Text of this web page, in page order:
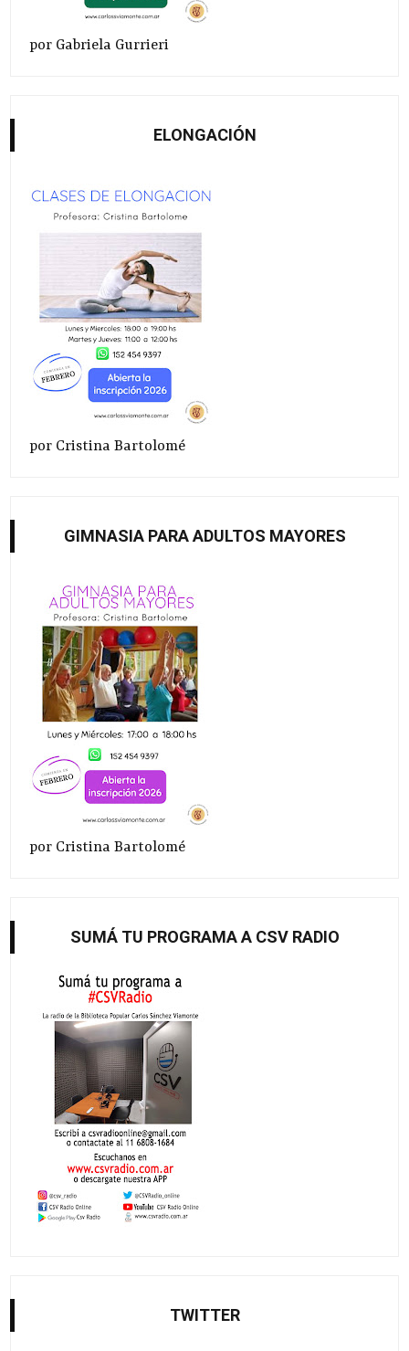
por Gabriela Gurrieri
ELONGACIÓN
por Cristina Bartolomé
GIMNASIA PARA ADULTOS MAYORES
por Cristina Bartolomé
SUMÁ TU PROGRAMA A CSV RADIO
TWITTER